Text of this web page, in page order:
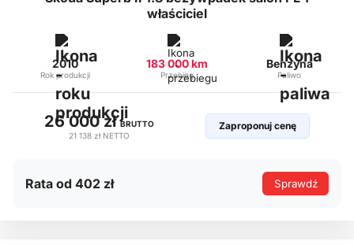
właściciel
2010
Rok produkcji
183 000 km
Przebieg
Benzyna
Paliwo
26 000 złBRUTTO
21 138 zł NETTO
Zaproponuj cenę
Rata od 402 zł Sprawdź